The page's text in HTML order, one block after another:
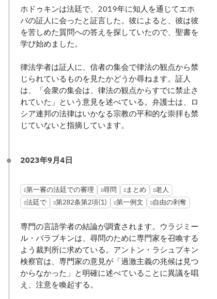
ホドゥキンは法廷で、2019年に知人を通じてエホ
バの証人に会ったと証言した。彼によると、彼は彼
を苦しめた質問への答えを探していたので、聖書を
学び始めました。
律法学者は証人に、信者の集会で律法の観点から禁
じられているものを見たかどうか尋ねます。証人
は、「会衆の集会は、律法の観点からすでに禁止さ
れていた」という意見を述べている。弁護士は、ロ
シア連邦の法律はいかなる宗教の平和的な崇拝も禁
じていないと指摘しています。
2023年9月4日
第一審の法廷での審理 尋問 まとめ
老人
法廷で
第282条第2項(1) 第一例文 自由の剥奪
専門の言語学者の結論が調査されます。ウラジミー
ル・バラブキンは、尋問のために専門家を召喚する
よう裁判所に求めている。アントン・ラシュプキン
検察官は、専門家の意見が「過激主義の兆候は見つ
からなかった」と明確に述べていることに異議を唱
え、注意を喚起する。